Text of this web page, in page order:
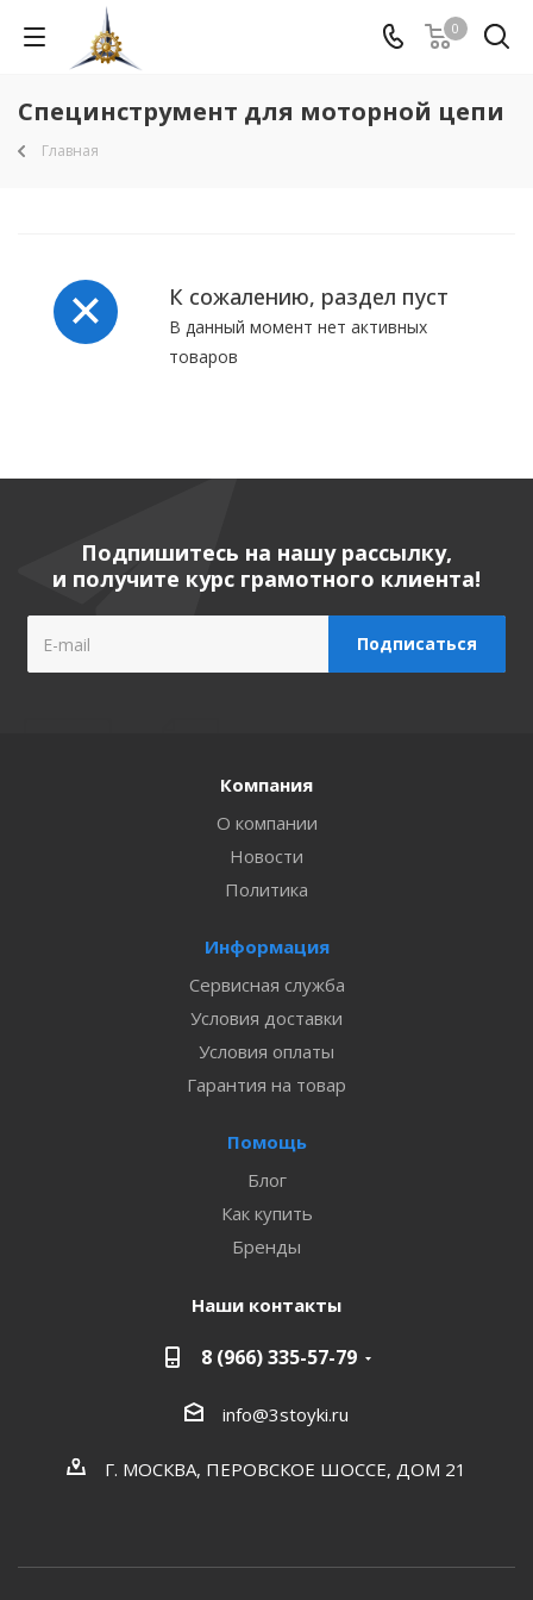
0
Специнструмент для моторной цепи
Главная
К сожалению, раздел пуст
В данный момент нет активных
товаров
Подпишитесь на нашу рассылку,
и получите курс грамотного клиента!
Компания
О компании
Новости
Политика
Информация
Сервисная служба
Условия доставки
Условия оплаты
Гарантия на товар
Помощь
Блог
Как купить
Бренды
Наши контакты
8 (966) 335-57-79
info@3stoyki.ru
Г. МОСКВА, ПЕРОВСКОЕ ШОССЕ, ДОМ 21